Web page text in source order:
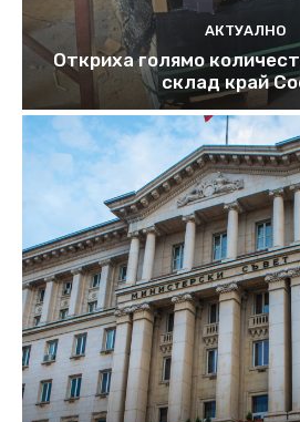
АКТУАЛНО
Откриха голямо
склад край